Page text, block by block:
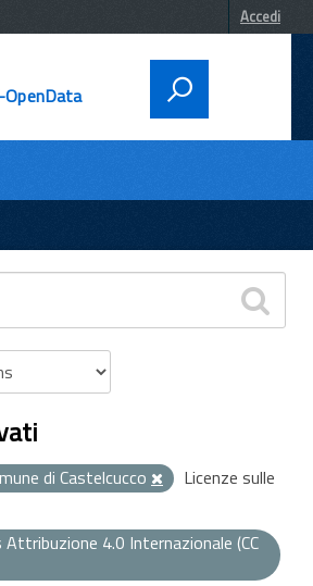
Accedi
OpenData
di Castelcucco
Licenze sulle
4.0 Internazionale (CC